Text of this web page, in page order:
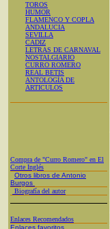
TOROS
HUMOR
FLAMENCO Y COPLA
ANDALUCIA
SEVILLA
CADIZ
LETRAS DE CARNAVAL
NOSTALGIARIO
CURRO ROMERO
REAL BETIS
ANTOLOGÍA DE
ARTICULOS
Compra de "Curro Romero" en El
Corte Inglés
Otros libros de Antonio
Burgos
Biografía del autor
Enlaces Recomendados
Enlaces favoritos